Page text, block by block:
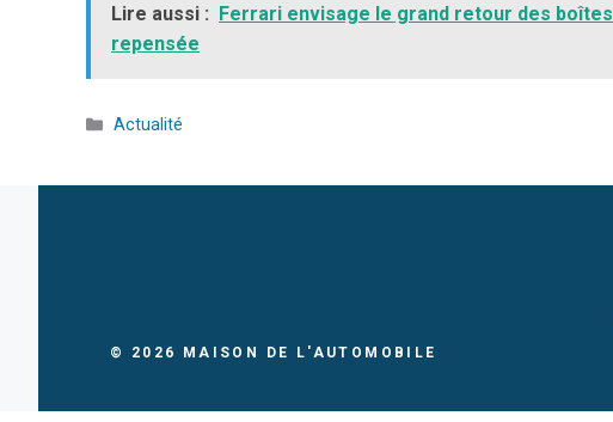
Lire aussi : Ferrari envisage le grand retour des
repensée
Catégories
Actualité
© 2026 MAISON DE L'AUTOMOBILE